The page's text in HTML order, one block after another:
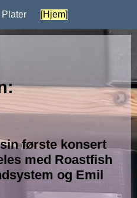
Plater [Hjem]
første konsert
med Roastfish
og Emil